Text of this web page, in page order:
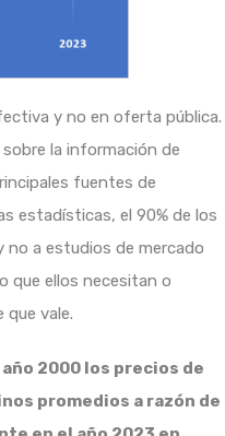
y no en oferta pública.
la información de
fuentes de
estadísticas, el 90% de los
no a estudios de mercado
que ellos necesitan o
vale.
2000 los precios de
promedios a razón de